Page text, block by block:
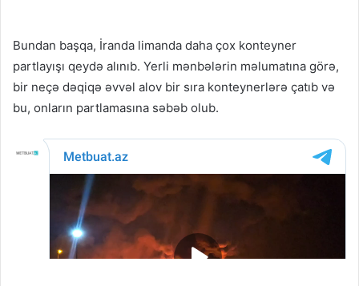
Bundan başqa, İranda limanda daha çox konteyner
partlayışı qeydə alınıb. Yerli mənbələrin məlumatına görə,
bir neçə dəqiqə əvvəl alov bir sıra konteynerlərə çatıb və
bu, onların partlamasına səbəb olub.